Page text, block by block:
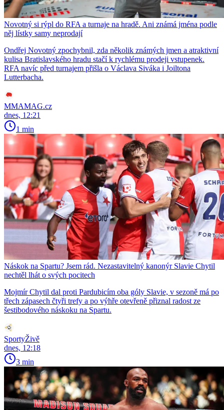
Novotný si rýpl do RFA a turnaje na hradě. Ani známá jména podle
něj lístky samy neprodají
Ondřej Novotný zpochybnil, zda několik známých jmen a atraktivní
kulisa Bratislavského hradu stačí k rychlému prodeji vstupenek.
RFA navíc před turnajem přišla o Václava Siváka i Joiltona
Lutterbacha.
MMAMAG.cz
dnes, 12:21
1 min
Náskok na Spartu? Jsem rád. Nezastavitelný kanonýr Slavie Chytil
nechtěl lhát o svých pocitech
Mojmír Chytil dal proti Pardubicím oba góly Slavie, v sezoně má po
třech zápasech čtyři trefy a po výhře otevřeně přiznal radost ze
šestibodového náskoku na Spartu.
SportyŽivě
dnes, 12:18
3 min